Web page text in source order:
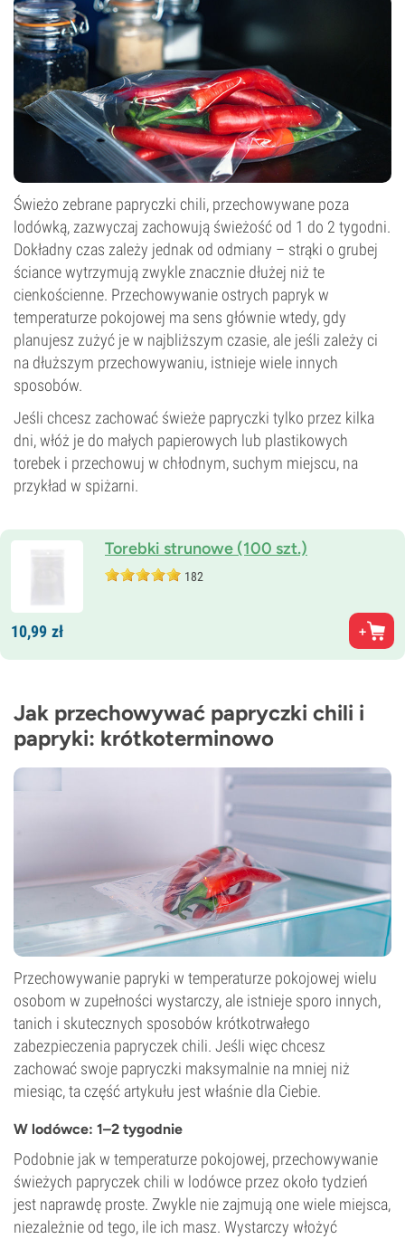
Świeżo zebrane papryczki chili, przechowywane poza
lodówką, zazwyczaj zachowują świeżość od 1 do 2 tygodni.
Dokładny czas zależy jednak od odmiany – strąki o grubej
ściance wytrzymują zwykle znacznie dłużej niż te
cienkościenne. Przechowywanie ostrych papryk w
temperaturze pokojowej ma sens głównie wtedy, gdy
planujesz zużyć je w najbliższym czasie, ale jeśli zależy ci
na dłuższym przechowywaniu, istnieje wiele innych
sposobów.
Jeśli chcesz zachować świeże papryczki tylko przez kilka
dni, włóż je do małych papierowych lub plastikowych
torebek i przechowuj w chłodnym, suchym miejscu, na
przykład w spiżarni.
Torebki strunowe (100 szt.)
182
10,99 zł
Jak przechowywać papryczki chili i
papryki: krótkoterminowo
Przechowywanie papryki w temperaturze pokojowej wielu
osobom w zupełności wystarczy, ale istnieje sporo innych,
tanich i skutecznych sposobów krótkotrwałego
zabezpieczenia papryczek chili. Jeśli więc chcesz
zachować swoje papryczki maksymalnie na mniej niż
miesiąc, ta część artykułu jest właśnie dla Ciebie.
W lodówce: 1–2 tygodnie
Podobnie jak w temperaturze pokojowej, przechowywanie
świeżych papryczek chili w lodówce przez około tydzień
jest naprawdę proste. Zwykle nie zajmują one wiele miejsca,
niezależnie od tego, ile ich masz. Wystarczy włożyć